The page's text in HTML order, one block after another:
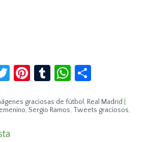
Twitter
Pinterest
TumblrWhatsApp
graciosas de fútbol, Real Madrid
, Sergio Ramos, Tweets graciosos,